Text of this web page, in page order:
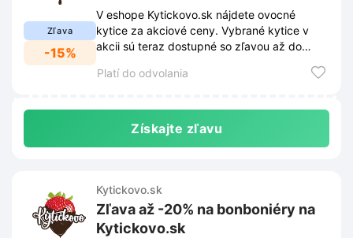
Zľava
-15%
V eshope Kytickovo.sk nájdete ovocné
kytice za akciové ceny. Vybrané kytice v
akcii sú teraz dostupné so zľavou až do
Platí do odvolania
Získajte zľavu
Kytickovo.sk
Zľava až -20% na bonboniéry na
Kytickovo.sk